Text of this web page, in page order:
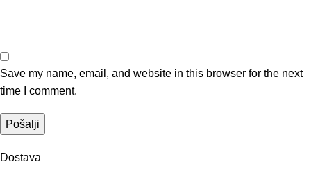
Save my name, email, and website in this browser for the next
time I comment.
Dostava